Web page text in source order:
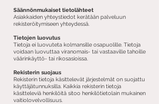
Säännönmukaiset tietolähteet
Asiakkaiden yhteystiedot kerätään palveluun
rekisteröitymiseen yhteydessä.
Tietojen luovutus
Tietoja ei luovuteta kolmansille osapuolille. Tietoja
voidaan luovuttaa viranomais- tai vastaaville tahoille
väärinkäyttö- tai rikosasioissa.
Rekisterin suojaus
Rekisterin tietoja käsittelevät järjestelmät on suojattu
käyttäjätunnuksilla. Kaikkia rekisterin tietoja
käsitteleviä henkilöitä sitoo henkilötietolain mukainen
vaitiolovelvollisuus.